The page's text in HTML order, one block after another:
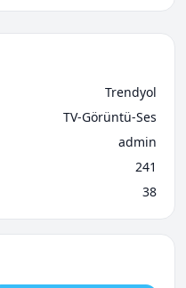
Trendyol
TV-Görüntü-Ses
admin
241
38